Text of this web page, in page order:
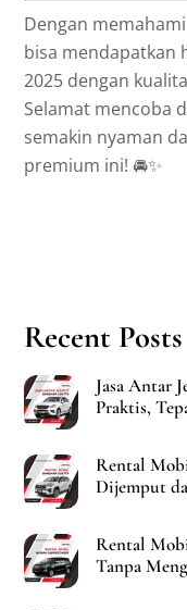
Dengan
bisa mendapatkan
2025 dengan
Selamat mencoba
semakin nyaman
premium ini! 🚘✨
Recent Posts
Jasa Antar
Praktis,
Rental
Dijemput
Rental
Tanpa